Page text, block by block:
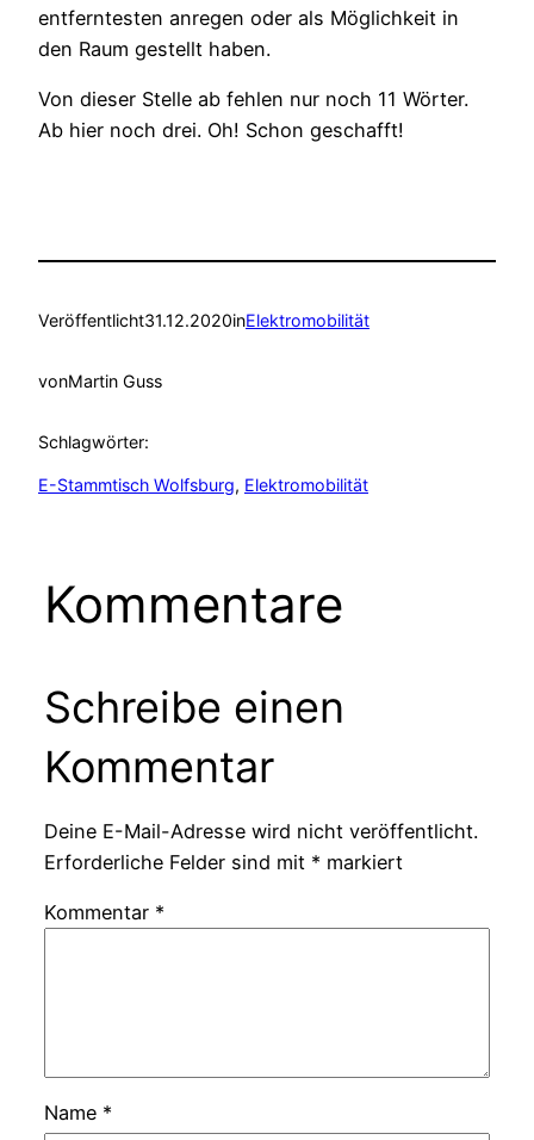
entferntesten anregen oder als Möglichkeit in
den Raum gestellt haben.
Von dieser Stelle ab fehlen nur noch 11 Wörter.
Ab hier noch drei. Oh! Schon geschafft!
Veröffentlicht31.12.2020inElektromobilität
vonMartin Guss
Schlagwörter:
E-Stammtisch Wolfsburg, Elektromobilität
Kommentare
Schreibe einen
Kommentar
Deine E-Mail-Adresse wird nicht veröffentlicht.
Erforderliche Felder sind mit * markiert
Kommentar *
Name *